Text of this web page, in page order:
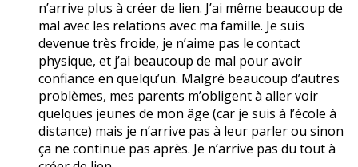
n’arrive plus à créer de lien. J’ai même beaucoup de
mal avec les relations avec ma famille. Je suis
devenue très froide, je n’aime pas le contact
physique, et j’ai beaucoup de mal pour avoir
confiance en quelqu’un. Malgré beaucoup d’autres
problèmes, mes parents m’obligent à aller voir
quelques jeunes de mon âge (car je suis à l’école à
distance) mais je n’arrive pas à leur parler ou sinon
ça ne continue pas après. Je n’arrive pas du tout à